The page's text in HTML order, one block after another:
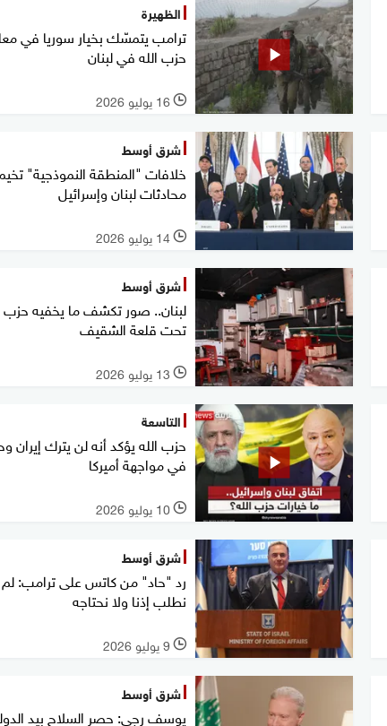
الظهيرة
ترامب يتمسّك بخيار سوريا في
حزب الله في لبنان
l 16 يوليو 2026
شرق أوسط
خلافات "المنطقة النموذجية"
محادثات لبنان وإسرائيل
l 14 يوليو 2026
شرق أوسط
لبنان.. صور تكشف ما يخفيه حزب
تحت قلعة الشقيف
l 13 يوليو 2026
التاسعة
حزب الله يؤكد أنه لن يترك إيران
في مواجهة أميركا
l 10 يوليو 2026
شرق أوسط
رد "حاد" من كاتس على ترامب: لم
نطلب إذنا ولا نحتاجه
l 9 يوليو 2026
شرق أوسط
يوسف رجي: حصر السلاح بيد